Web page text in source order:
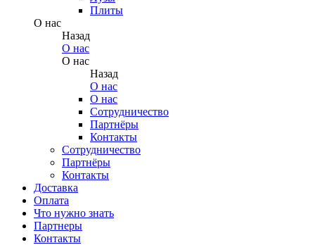
Плиты
О нас
Назад
О нас
О нас
Назад
О нас
О нас
Сотрудничество
Партнёры
Контакты
Сотрудничество
Партнёры
Контакты
Доставка
Оплата
Что нужно знать
Партнеры
Контакты